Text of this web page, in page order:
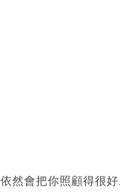
然會把你照顧得很